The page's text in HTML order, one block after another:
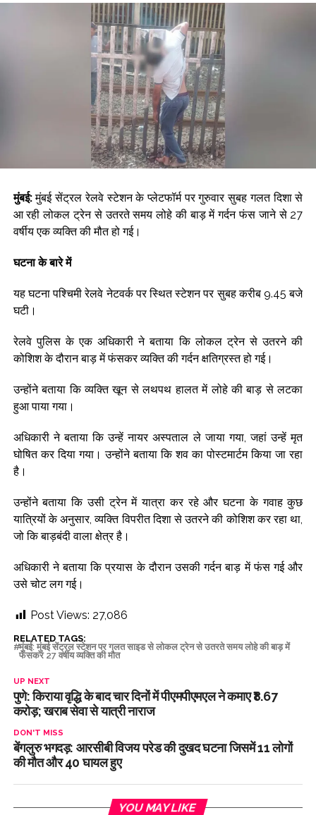
मैच से पहले कैसे वजन को नियंत्रित रखते हैं मुक्केबाज? प्रीति पवार ने समझाई
पूरी प्रकिया ...
सोने में बड़ी तेजी, वायदा में दाम 1.49 लाख के पार ...
मेटा के एआई मॉडल ने साइबर सिक्योरिटी टेस्ट के दौरान बाहरी सिस्टम को किया
हैक ...
सुषमा स्वराज की पुण्यतिथि पर बंसुरी स्वराज ने लिखा, “समय आगे बढ़ता रहता है
पर कुछ खालीपन कभी नहीं भरता” ...
मुंबई:मुंबई सेंट्रल रेलवे स्टेशन के प्लेटफॉर्म पर गुरुवार सुबह गलत दिशा से
आ रही लोकल ट्रेन से उतरते समय लोहे की बाड़ में गर्दन फंस जाने से 27
वर्षीय एक व्यक्ति की मौत हो गई।
घटना के बारे में
यह घटना पश्चिमी रेलवे नेटवर्क पर स्थित स्टेशन पर सुबह करीब 9.45 बजे
घटी।
रेलवे पुलिस के एक अधिकारी ने बताया कि लोकल ट्रेन से उतरने की
कोशिश के दौरान बाड़ में फंसकर व्यक्ति की गर्दन क्षतिग्रस्त हो गई।
उन्होंने बताया कि व्यक्ति खून से लथपथ हालत में लोहे की बाड़ से लटका
हुआ पाया गया।
अधिकारी ने बताया कि उन्हें नायर अस्पताल ले जाया गया, जहां उन्हें मृत
घोषित कर दिया गया। उन्होंने बताया कि शव का पोस्टमार्टम किया जा रहा
है।
उन्होंने बताया कि उसी ट्रेन में यात्रा कर रहे और घटना के गवाह कुछ
यात्रियों के अनुसार, व्यक्ति विपरीत दिशा से उतरने की कोशिश कर रहा था,
जो कि बाड़बंदी वाला क्षेत्र है।
अधिकारी ने बताया कि प्रयास के दौरान उसकी गर्दन बाड़ में फंस गई और
उसे चोट लग गई।
Post Views: 27,086
RELATED TAGS:
मुंबई: मुंबई सेंट्रल स्टेशन पर गलत साइड से लोकल ट्रेन से उतरते समय लोहे की बाड़ में
फंसकर 27 वर्षीय व्यक्ति की मौत
UP NEXT
पुणे: किराया वृद्धि के बाद चार दिनों में पीएमपीएमएल ने कमाए ₹8.67
करोड़; खराब सेवा से यात्री नाराज
DON'T MISS
बेंगलुरु भगदड़: आरसीबी विजय परेड की दुखद घटना जिसमें 11 लोगों
की मौत और 40 घायल हुए
YOU MAY LIKE